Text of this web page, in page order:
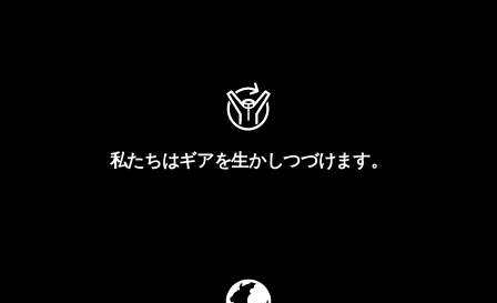
私たちはギアを生かしつづけます。